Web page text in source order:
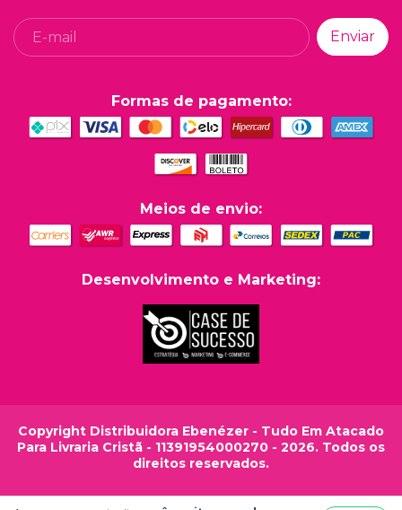
Formas de pagamento:
Meios de envio:
Desenvolvimento e Marketing:
Copyright Distribuidora Ebenézer - Tudo Em Atacado
Para Livraria Cristã - 11391954000270 - 2026. Todos os
direitos reservados.